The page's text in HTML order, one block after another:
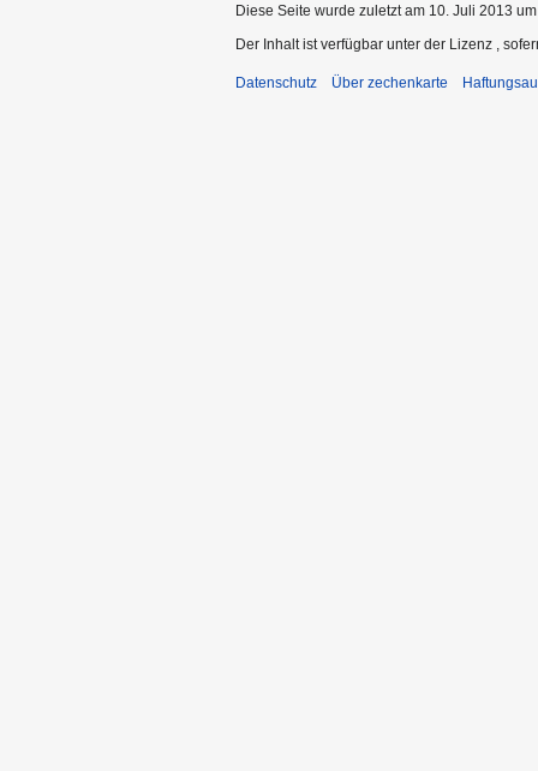
Diese Seite wurde zuletzt am 10. Juli 2013
Der Inhalt ist verfügbar unter der Lizenz
,
Datenschutz Über zechenkarte